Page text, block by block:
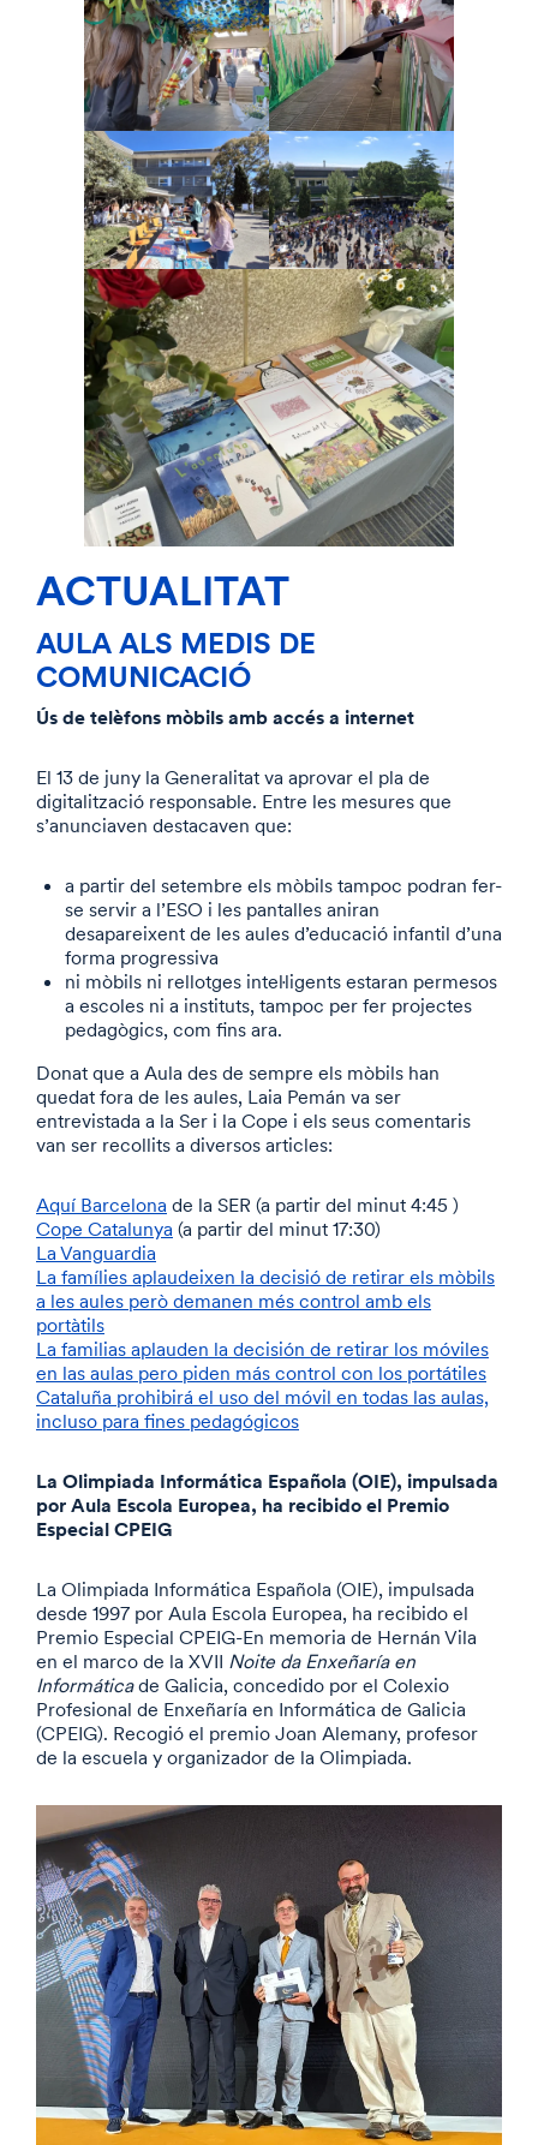
ACTUALITAT
AULA ALS MEDIS DE
COMUNICACIÓ
Ús de telèfons mòbils amb accés a internet
El 13 de juny la Generalitat va aprovar el pla de
digitalització responsable. Entre les mesures que
s’anunciaven destacaven que:
a partir del setembre els mòbils tampoc podran fer-
se servir a l’ESO i les pantalles aniran
desapareixent de les aules d’educació infantil d’una
forma progressiva
ni mòbils ni rellotges intel·ligents estaran permesos
a escoles ni a instituts, tampoc per fer projectes
pedagògics, com fins ara.
Donat que a Aula des de sempre els mòbils han
quedat fora de les aules, Laia Pemán va ser
entrevistada a la Ser i la Cope i els seus comentaris
van ser recollits a diversos articles:
Aquí Barcelona de la SER (a partir del minut 4:45 )
Cope Catalunya (a partir del minut 17:30)
La Vanguardia
La famílies aplaudeixen la decisió de retirar els mòbils
a les aules però demanen més control amb els
portàtils
La familias aplauden la decisión de retirar los móviles
en las aulas pero piden más control con los portátiles
Cataluña prohibirá el uso del móvil en todas las aulas,
incluso para fines pedagógicos
La Olimpiada Informática Española (OIE), impulsada
por Aula Escola Europea, ha recibido el Premio
Especial CPEIG
La Olimpiada Informática Española (OIE), impulsada
desde 1997 por Aula Escola Europea, ha recibido el
Premio Especial CPEIG-En memoria de Hernán Vila
en el marco de la XVII Noite da Enxeñaría en
Informáticade Galicia, concedido por el Colexio
Profesional de Enxeñaría en Informática de Galicia
(CPEIG). Recogió el premio Joan Alemany, profesor
de la escuela y organizador de la Olimpiada.